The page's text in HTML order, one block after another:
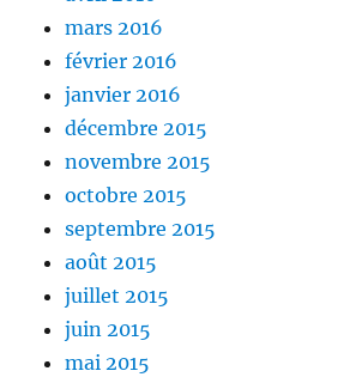
mars 2016
février 2016
janvier 2016
décembre 2015
novembre 2015
octobre 2015
septembre 2015
août 2015
juillet 2015
juin 2015
mai 2015